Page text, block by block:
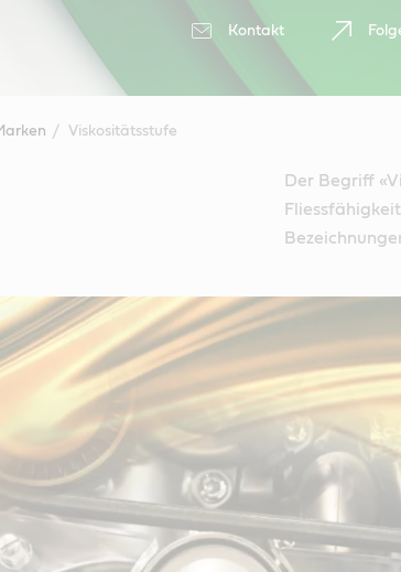
Kontakt
Viskositätsstufe
Der Begriff